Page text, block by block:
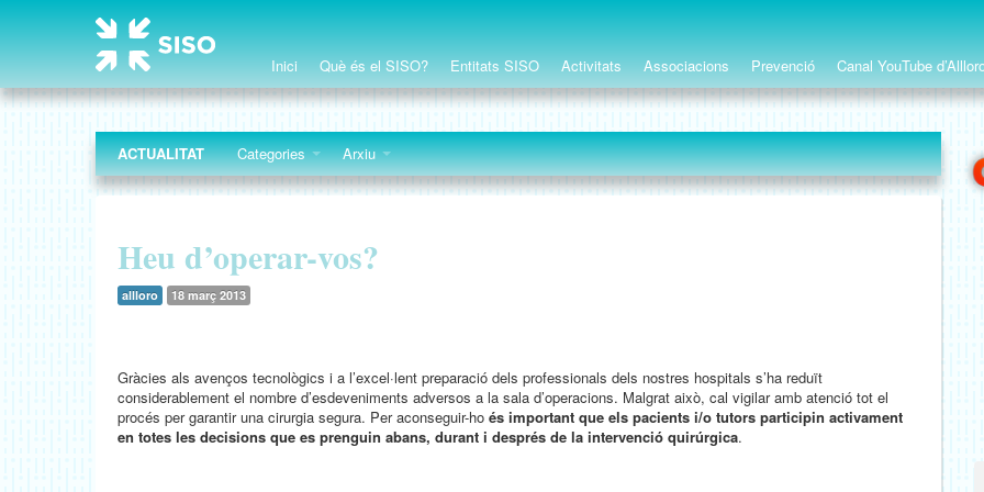
Inici Què és el SISO? Entitats SISO Activitats Associacions Prevenció Canal YouTube
ACTUALITAT Categories Arxiu
Heu d’operar-vos?
allloro 18 març 2013
Gràcies als avenços tecnològics i a l’excel·lent preparació dels professionals dels nostres hospitals s’ha reduït
considerablement el nombre d’esdeveniments adversos a la sala d’operacions. Malgrat això, cal vigilar amb atenció tot el
procés per garantir una cirurgia segura. Per aconseguir-ho és important que els pacients i/o tutors participin activament
en totes les decisions que es prenguin abans, durant i després de la intervenció quirúrgica.